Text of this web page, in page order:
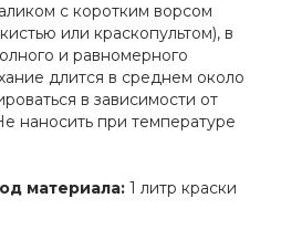
с коротким ворсом
или краскопультом), в
и равномерного
длится в среднем около
в зависимости от
наносить при температуре
материала: 1 литр краски